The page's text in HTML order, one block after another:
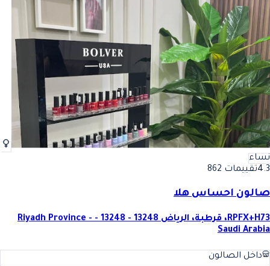
نساء
4.3تقييمات 862
صالون احساس هلا
RPFX+H73، قرطبة، الرياض 13248 - 13248 - Riyadh Province -
Saudi Arabia
داخل الصالون